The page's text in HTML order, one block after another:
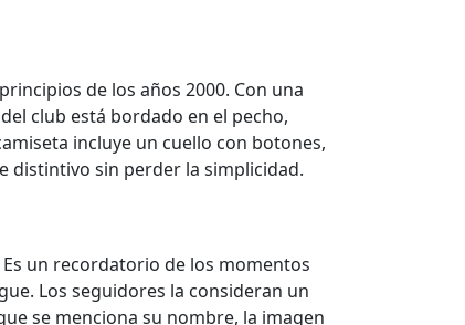
de los años 2000. Con una
club está bordado en el pecho,
incluye un cuello con botones,
distintivo sin perder la simplicidad.
un recordatorio de los momentos
Los seguidores la consideran un
se menciona su nombre, la imagen